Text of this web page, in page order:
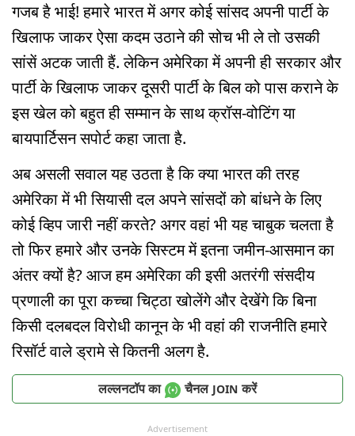
गजब है भाई! हमारे भारत में अगर कोई सांसद अपनी पार्टी के
खिलाफ जाकर ऐसा कदम उठाने की सोच भी ले तो उसकी
सांसें अटक जाती हैं. लेकिन अमेरिका में अपनी ही सरकार और
पार्टी के खिलाफ जाकर दूसरी पार्टी के बिल को पास कराने के
इस खेल को बहुत ही सम्मान के साथ क्रॉस-वोटिंग या
बायपार्टिसन सपोर्ट कहा जाता है.
अब असली सवाल यह उठता है कि क्या भारत की तरह
अमेरिका में भी सियासी दल अपने सांसदों को बांधने के लिए
कोई व्हिप जारी नहीं करते? अगर वहां भी यह चाबुक चलता है
तो फिर हमारे और उनके सिस्टम में इतना जमीन-आसमान का
अंतर क्यों है? आज हम अमेरिका की इसी अतरंगी संसदीय
प्रणाली का पूरा कच्चा चिट्ठा खोलेंगे और देखेंगे कि बिना
किसी दलबदल विरोधी कानून के भी वहां की राजनीति हमारे
रिसॉर्ट वाले ड्रामे से कितनी अलग है.
लल्लनटॉप का चैनल JOIN करें
Advertisement